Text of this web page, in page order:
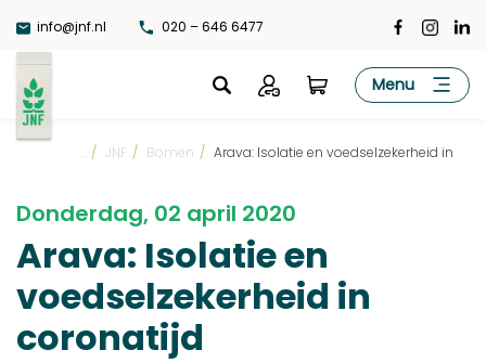
naar
de
inhoud
info@jnf.nl 020 – 646 6477
JNF Menu
/ JNF / Bomen / Arava: Isolatie en voedselzekerheid in
Donderdag, 02 april 2020
Arava: Isolatie en
voedselzekerheid in
coronatijd